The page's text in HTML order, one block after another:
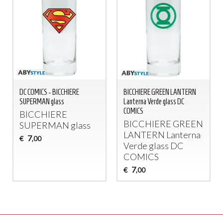
DC COMICS - BICCHIERE
SUPERMAN glass
BICCHIERE
SUPERMAN glass
€ 7,00
BICCHIERE GREEN LANTERN
Lanterna Verde glass DC
COMICS
BICCHIERE GREEN
LANTERN Lanterna
Verde glass DC
COMICS
€ 7,00